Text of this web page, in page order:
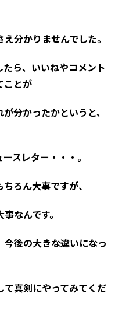
分かりませんでした。
ら、いいねやコメント
ことが
分かったかというと、
スレター・・・。
ろん大事ですが、
なんです。
後の大きな違いになっ
真剣にやってみてくだ